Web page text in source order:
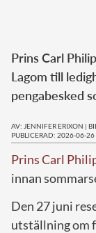
Prins Carl
Lagom till
pengabesked
AV: JENNIFER ERIXON |
PUBLICERAD: 2026-06-26
Prins Carl
innan
Den 27 juni
utställning om